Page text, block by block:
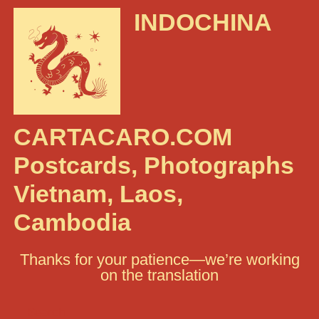
INDOCHINA
CARTACARO.COM
Postcards, Photographs
Vietnam, Laos,
Cambodia
Thanks for your patience—we’re working
on the translation